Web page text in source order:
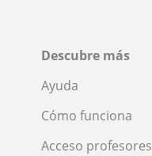
Descubre más
Ayuda
Cómo funciona
Acceso profesores